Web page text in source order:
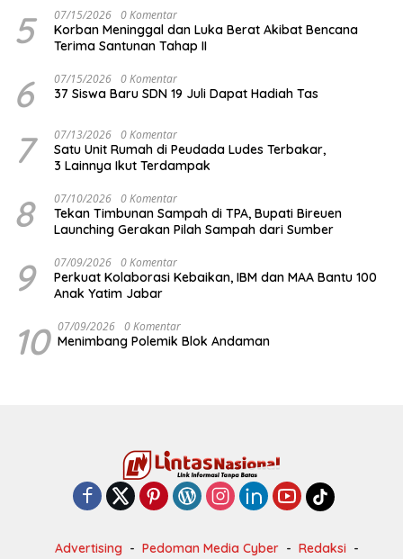
5 07/15/2026 0 Komentar
Korban Meninggal dan Luka Berat Akibat Bencana
Terima Santunan Tahap II
6 07/15/2026 0 Komentar
37 Siswa Baru SDN 19 Juli Dapat Hadiah Tas
7 07/13/2026 0 Komentar
Satu Unit Rumah di Peudada Ludes Terbakar,
3 Lainnya Ikut Terdampak
8 07/10/2026 0 Komentar
Tekan Timbunan Sampah di TPA, Bupati Bireuen
Launching Gerakan Pilah Sampah dari Sumber
9 07/09/2026 0 Komentar
Perkuat Kolaborasi Kebaikan, IBM dan MAA Bantu 100
Anak Yatim Jabar
10 07/09/2026 0 Komentar
Menimbang Polemik Blok Andaman
Advertising Pedoman Media Cyber Redaksi